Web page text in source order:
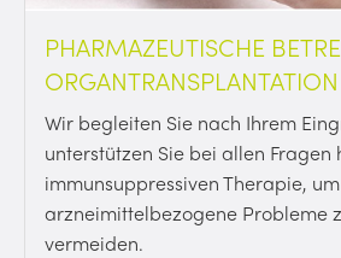
PHARMAZEUTISCHE
ORGANTRANSPLANTATION
Wir begleiten Sie nach Ihrem
unterstützen Sie bei allen Fragen
immunsuppressiven Therapie,
arzneimittelbezogene Probleme
vermeiden.